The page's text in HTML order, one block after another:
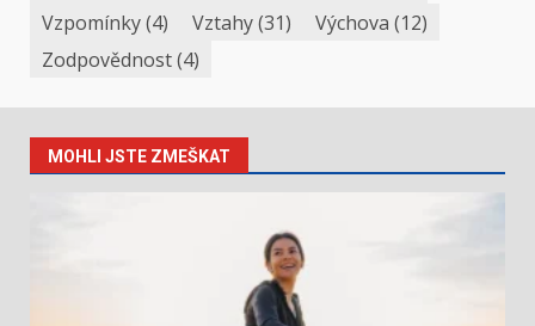
Vzpomínky(4) Vztahy(31) Výchova (12)
Zodpovědnost(4)
MOHLI JSTE ZMEŠKAT